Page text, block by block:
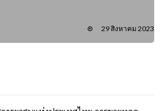
29 สิงหาคม 2023